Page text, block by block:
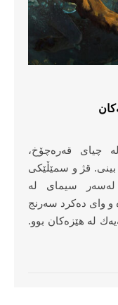
بینی. قژ و سمێڵێكی
سیمای لە
و وای دەكرد سەرنج
لە هێزەكان بوو.